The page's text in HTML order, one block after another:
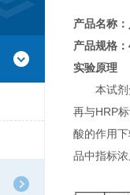
产品名称：
产品规格
实验原理
本试
再与HRP
酸的作用
品中指标